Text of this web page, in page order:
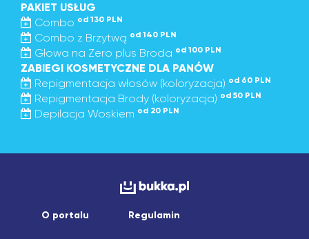
PAKIET USŁUG
Combo od 130 PLN
Combo z Brzytwą od 140 PLN
Głowa na Zero plus Broda od 100 PLN
ZABIEGI KOSMETYCZNE DLA PANÓW
Repigmentacja włosów (koloryzacja) od 60 PLN
Repigmentacja Brody (koloryzacja) od 50 PLN
Depilacja Woskiem od 20 PLN
O portalu Regulamin